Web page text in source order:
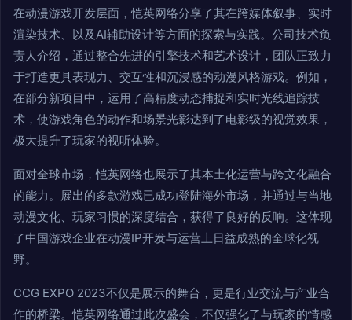
在动漫游戏开发层面，恺英网络分享了其在跨媒体叙事、实时
渲染技术、以及AI辅助设计等方面的探索与实践。公司技术负
责人介绍，通过整合先进的引擎技术和艺术设计，团队正致力
于打造更具表现力、交互性和沉浸感的动漫风格游戏。例如，
在部分新项目中，运用了高精度动态捕捉和实时光线追踪技
术，使游戏角色的动作和场景光影达到了电影级的视觉效果，
极大提升了玩家的视听体验。
面对全球市场，恺英网络也展示了其本土化运营与跨文化融合
的能力。展出的多款游戏已成功登陆海外市场，并通过与当地
动漫文化、玩家习惯的深度结合，获得了良好的反响。这体现
了中国游戏企业在动漫IP开发与运营上日益成熟的全球化视
野。
CCG EXPO 2023不仅是展示的舞台，更是行业交流与产业合
作的桥梁。恺英网络通过此次盛会，不仅强化了与玩家的情感